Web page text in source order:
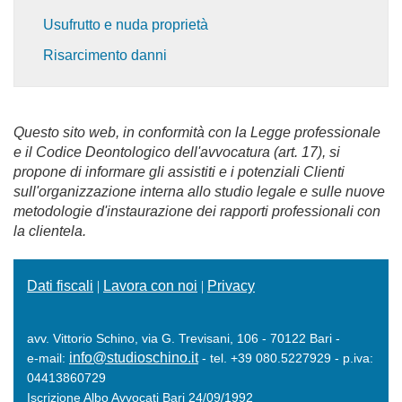
Usufrutto e nuda proprietà
Risarcimento danni
Questo sito web, in conformità con la Legge professionale
e il Codice Deontologico dell'avvocatura (art. 17), si
propone di informare gli assistiti e i potenziali Clienti
sull'organizzazione interna allo studio legale e sulle nuove
metodologie d'instaurazione dei rapporti professionali con
la clientela.
Dati fiscali | Lavora con noi | Privacy
avv. Vittorio Schino, via G. Trevisani, 106 - 70122 Bari -
e-mail: info@studioschino.it- tel. +39 080.5227929 - p.iva:
04413860729
Iscrizione Albo Avvocati Bari 24/09/1992